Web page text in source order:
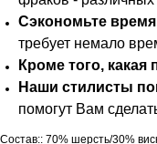
Сэкономьте
требует немало
Кроме того,
Наши стилисты
помогут Вам
Состав:: 70% шерсть/30%